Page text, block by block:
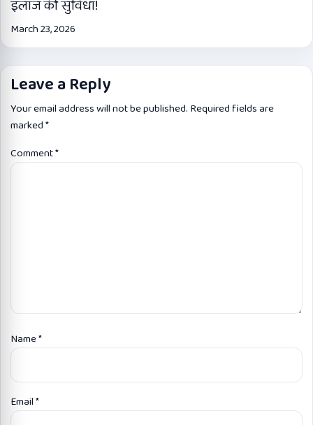
इलाज की सुविधा!
March 23, 2026
Leave a Reply
Your email address will not be published. Required fields are
marked*
Comment*
Name*
Email*